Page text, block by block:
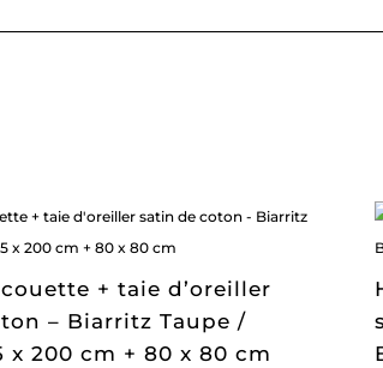
+ taie d’oreiller
– Biarritz Taupe /
x 200 cm + 80 x 80 cm